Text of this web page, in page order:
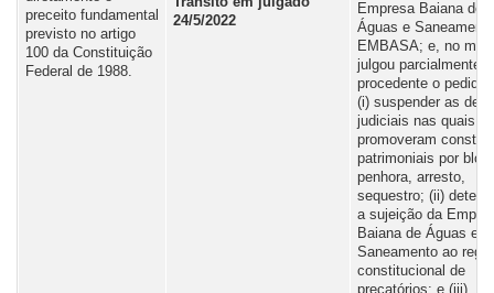
preceito fundamental
previsto no artigo
100 da Constituição
Federal de 1988.
24/5/2022
Empresa Baiana de
Águas e
EMBASA; e, no
julgou parcialmente
procedente o pedido
(i) suspender as
judiciais nas quais se
promoveram
patrimoniais por
penhora, arresto,
sequestro; (ii)
a sujeição da
Baiana de Águas e
Saneamento ao
constitucional de
precatórios; e (iii)